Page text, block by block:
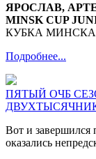
ЯРОСЛАВ,
MINSK CUP
КУБКА МИНСКА
Подробнее...
ПЯТЫЙ ОЧБ
Вот и завершился
оказались